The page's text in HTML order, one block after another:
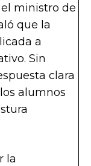
ministro de
que la
a
Sin
clara
alumnos
la